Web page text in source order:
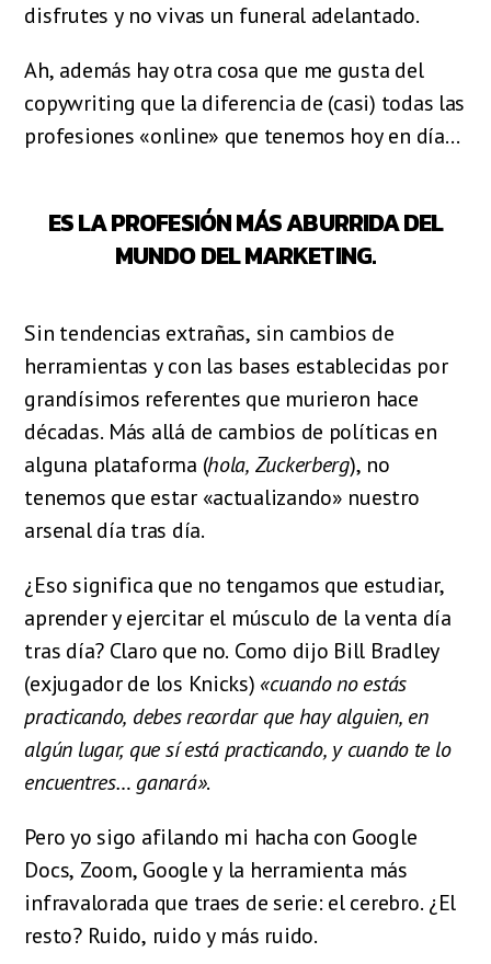
disfrutes y no vivas un funeral adelantado.
Ah, además hay otra cosa que me gusta del
copywriting que la diferencia de (casi) todas las
profesiones «online» que tenemos hoy en día…
ES LA PROFESIÓN MÁS ABURRIDA DEL
MUNDO DEL MARKETING.
Sin tendencias extrañas, sin cambios de
herramientas y con las bases establecidas por
grandísimos referentes que murieron hace
décadas. Más allá de cambios de políticas en
alguna plataforma (hola, Zuckerberg), no
tenemos que estar «actualizando» nuestro
arsenal día tras día.
¿Eso significa que no tengamos que estudiar,
aprender y ejercitar el músculo de la venta día
tras día? Claro que no. Como dijo Bill Bradley
(exjugador de los Knicks) «cuando no estás
practicando, debes recordar que hay alguien, en
algún lugar, que sí está practicando, y cuando te lo
encuentres… ganará».
Pero yo sigo afilando mi hacha con Google
Docs, Zoom, Google y la herramienta más
infravalorada que traes de serie: el cerebro. ¿El
resto? Ruido, ruido y más ruido.